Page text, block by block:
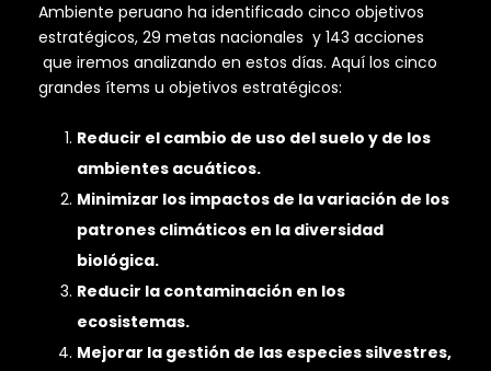
Ambiente peruano ha identificado cinco objetivos
estratégicos, 29 metas nacionales y 143 acciones
que iremos analizando en estos días. Aquí los cinco
grandes ítems u objetivos estratégicos:
Reducir el cambio de uso del suelo y de los
ambientes acuáticos.
Minimizar los impactos de la variación de los
patrones climáticos en la diversidad
biológica.
Reducir la contaminación en los
ecosistemas.
Mejorar la gestión de las especies silvestres,